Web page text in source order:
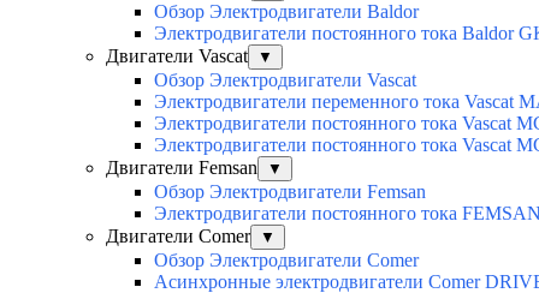
Обзор Электродвигатели Baldor
Электродвигатели постоянного тока Baldor
Двигатели Vascat
▼
Обзор Электродвигатели Vascat
Электродвигатели переменного тока Vascat
Электродвигатели постоянного тока Vascat
Электродвигатели постоянного тока Vascat
Двигатели Femsan
▼
Обзор Электродвигатели Femsan
Электродвигатели постоянного тока
Двигатели Comer
▼
Обзор Электродвигатели Comer
Асинхронные электродвигатели Сomer